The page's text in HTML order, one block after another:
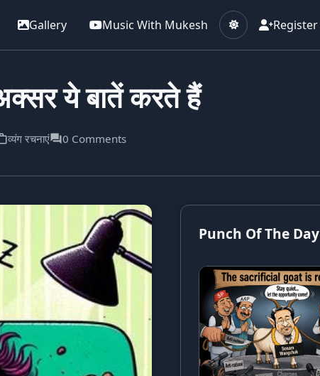
Gallery Music With Mukesh Register
ये बातें करते हैं
व्यंग रचनाएं 0 Comments
Punch Of The Day